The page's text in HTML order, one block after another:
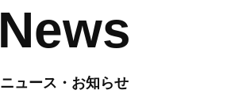
News
ニュース・お知らせ